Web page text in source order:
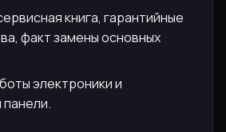
книга, гарантийные
факт замены основных
электроники и